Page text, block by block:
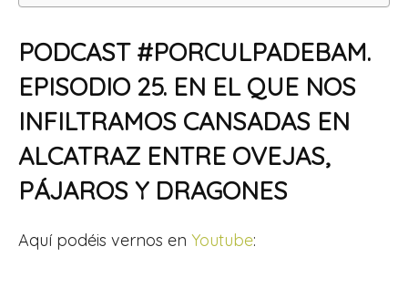
PODCAST #PORCULPADEBAM.
EPISODIO 25. EN EL QUE NOS
INFILTRAMOS CANSADAS EN
ALCATRAZ ENTRE OVEJAS,
PÁJAROS Y DRAGONES
Aquí podéis vernos en Youtube: